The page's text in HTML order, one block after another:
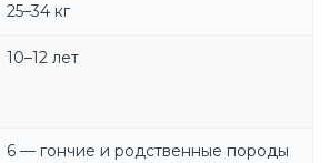
25–34 кг
10–12 лет
6 — гончие и родственные породы